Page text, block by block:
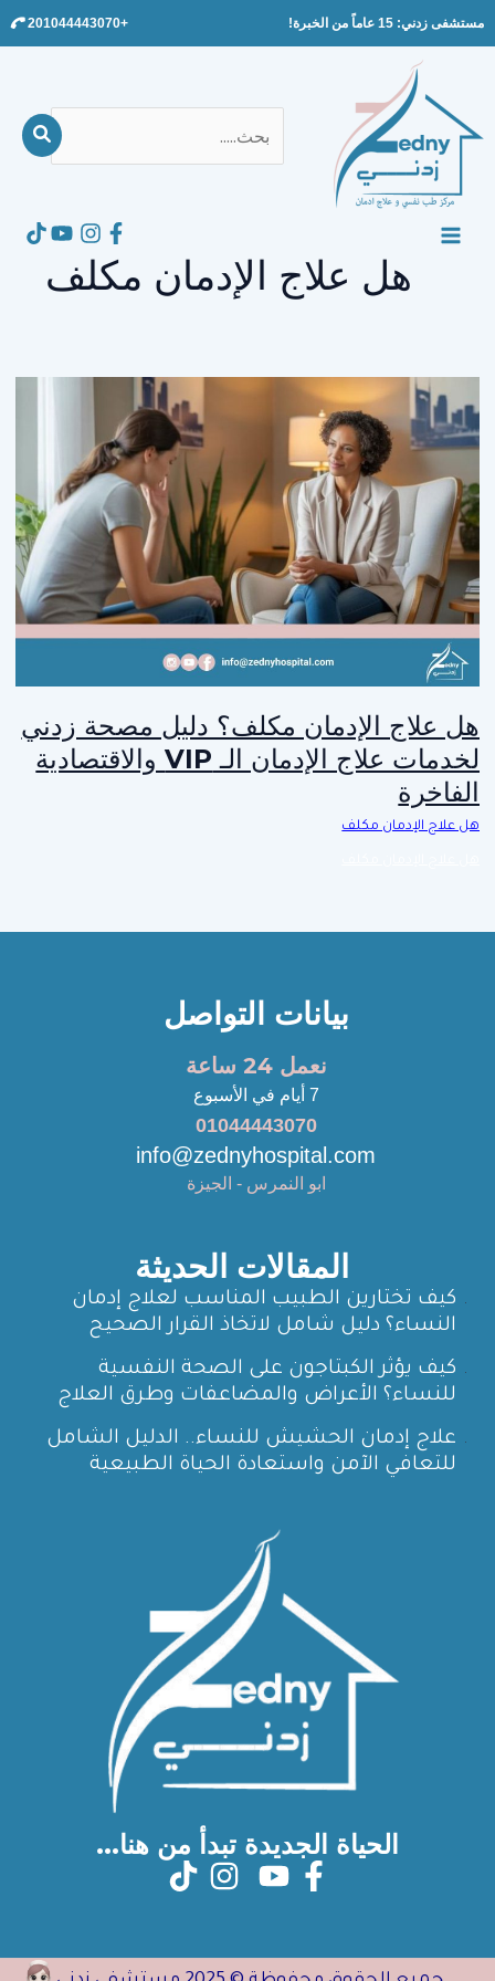
مستشفى زدني: 15 عاماً من الخبرة! +201044443070
MAIN
MENUهل علاج الإدمان مكلف
هل علاج الإدمان مكلف؟ دليل مصحة زدني
لخدمات علاج الإدمان الـ VIP والاقتصادية
الفاخرة
هل علاج الإدمان مكلف
بيانات التواصل
نعمل 24 ساعة
7 أيام في الأسبوع
01044443070
info@zednyhospital.com
ابو النمرس - الجيزة
المقالات الحديثة
كيف تختارين الطبيب المناسب لعلاج إدمان
النساء؟ دليل شامل لاتخاذ القرار الصحيح
كيف يؤثر الكبتاجون على الصحة النفسية
للنساء؟ الأعراض والمضاعفات وطرق العلاج
علاج إدمان الحشيش للنساء.. الدليل الشامل
للتعافي الآمن واستعادة الحياة الطبيعية
الحياة الجديدة تبدأ من هنا...